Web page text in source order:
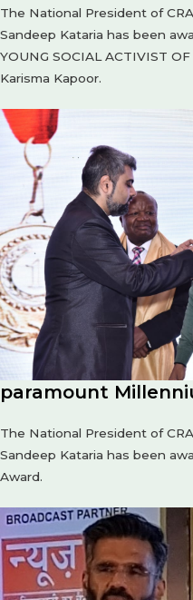
The National President of
Sandeep Kataria has been
YOUNG SOCIAL ACTIVIST
Karisma Kapoor.
paramount
The National President of
Sandeep Kataria has been
Award.